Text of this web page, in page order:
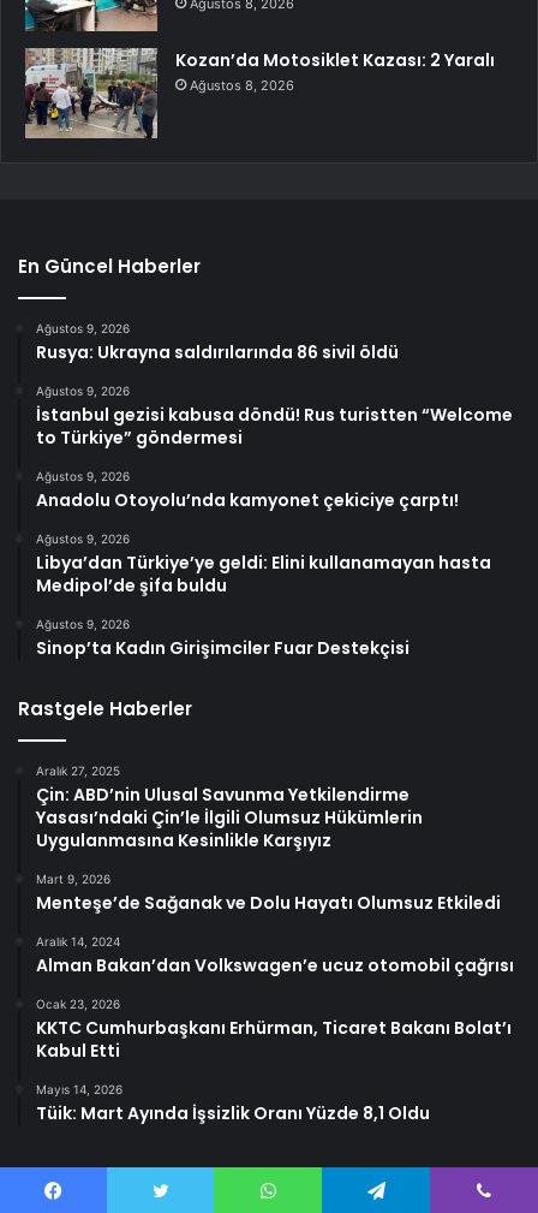
Kozan’da Motosiklet Kazası: 2 Yaralı
Ağustos 8, 2026
En Güncel Haberler
Ağustos 9, 2026
Rusya: Ukrayna saldırılarında 86 sivil öldü
Ağustos 9, 2026
İstanbul gezisi kabusa döndü! Rus turistten “Welcome
to Türkiye” göndermesi
Ağustos 9, 2026
Anadolu Otoyolu’nda kamyonet çekiciye çarptı!
Ağustos 9, 2026
Libya’dan Türkiye’ye geldi: Elini kullanamayan hasta
Medipol’de şifa buldu
Ağustos 9, 2026
Sinop’ta Kadın Girişimciler Fuar Destekçisi
Rastgele Haberler
Aralık 27, 2025
Çin: ABD’nin Ulusal Savunma Yetkilendirme
Yasası’ndaki Çin’le İlgili Olumsuz Hükümlerin
Uygulanmasına Kesinlikle Karşıyız
Mart 9, 2026
Menteşe’de Sağanak ve Dolu Hayatı Olumsuz Etkiledi
Aralık 14, 2024
Alman Bakan’dan Volkswagen’e ucuz otomobil çağrısı
Ocak 23, 2026
KKTC Cumhurbaşkanı Erhürman, Ticaret Bakanı Bolat’ı
Kabul Etti
Mayıs 14, 2026
Tüik: Mart Ayında İşsizlik Oranı Yüzde 8,1 Oldu